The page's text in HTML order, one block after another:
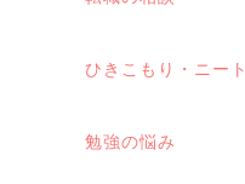
ひきこもり・ニート
勉強の悩み